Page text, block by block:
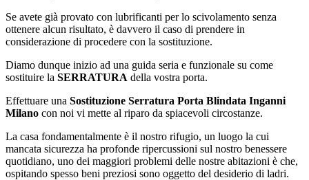
Se avete già provato con lubrificanti per lo scivolamento senza
ottenere alcun risultato, è davvero il caso di prendere in
considerazione di procedere con la sostituzione.
Diamo dunque inizio ad una guida seria e funzionale su come
sostituire la SERRATURA della vostra porta.
Effettuare una Sostituzione Serratura Porta Blindata Inganni
Milano con noi vi mette al riparo da spiacevoli circostanze.
La casa fondamentalmente è il nostro rifugio, un luogo la cui
mancata sicurezza ha profonde ripercussioni sul nostro benessere
quotidiano, uno dei maggiori problemi delle nostre abitazioni è che,
ospitando spesso beni preziosi sono oggetto del desiderio di ladri.